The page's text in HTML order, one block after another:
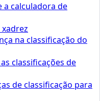
calculadora de
na classificação do
classificações de
de classificação para